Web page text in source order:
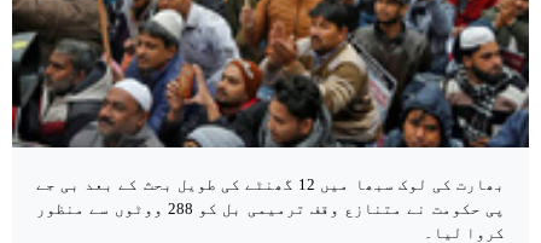
بھارت کی لوک سبھا میں 12 گھنٹے کی طویل بحث کے بعد بی جے
پی حکومت نے متنازع وقف ترمیمی بل کو 288 ووٹوں سے منظور
کروا لیا۔